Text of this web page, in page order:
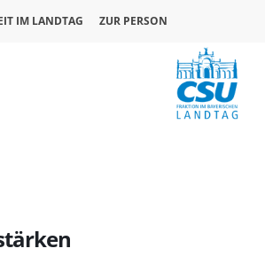
IM LANDTAG ZUR PERSON